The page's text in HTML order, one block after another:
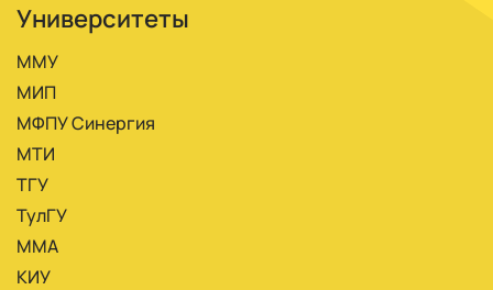
Университеты
ММУ
МИП
МФПУ Синергия
МТИ
ТГУ
ТулГУ
ММА
КИУ